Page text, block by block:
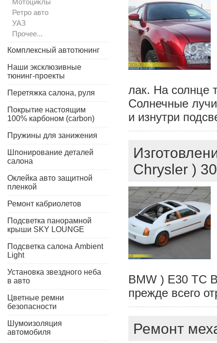
Мотоциклы
Ретро авто
УАЗ
Прочее...
Комплексный автотюнинг
Наши эксклюзивные
тюнинг-проекты
Перетяжка салона, руля
Покрытие настоящим
100% карбоном (carbon)
Пружины для занижения
Шпонирование деталей
салона
Оклейка авто защитной
пленкой
Ремонт кабриолетов
Подсветка панорамной
крыши SKY LOUNGE
Подсветка салона Ambient
Light
Установка звездного неба
в авто
Цветные ремни
безопасности
Шумоизоляция
автомобиля
лак. На солнце
Солнечные
и изнутри
Chrysler )
BMW ) E30 TС
прежде всего
Ремонт